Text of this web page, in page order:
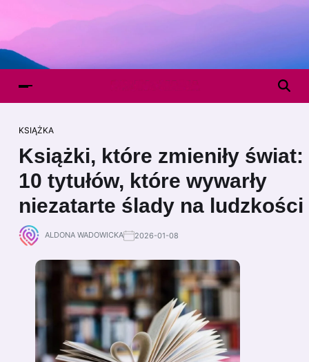
KSIĄŻKA
Książki, które zmieniły świat:
10 tytułów, które wywarły
niezatarte ślady na ludzkości
ALDONA WADOWICKA 2026-01-08